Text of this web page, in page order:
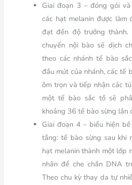
Giai đoạn 3 – đóng gói
các hạt melanin được làm
đạt đến độ trưởng thành.
chuyển nội bào sẽ dịch
theo các nhánh tế bào
đầu mút của nhánh, các tế
ôm trọn và tiếp nhận các
một tế bào sắc tố sẽ
khoảng 36 tế bào sừng lân
Giai đoạn 4 – biểu hiện
tầng: tế bào sừng sau khi
hạt melanin thành một lớp
nhân để che chắn DNA
Theo chu kỳ thay da tự